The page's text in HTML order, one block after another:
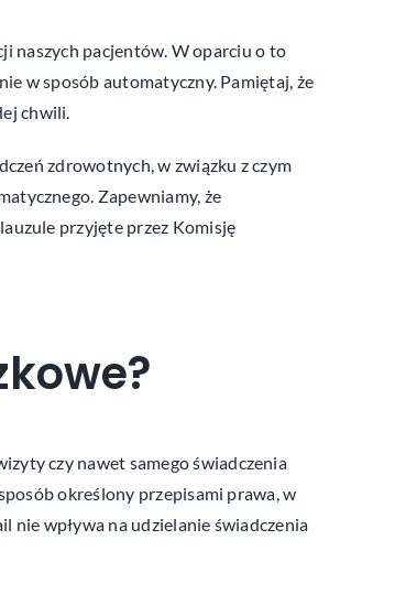
naszych pacjentów. W oparciu o to
w sposób automatyczny. Pamiętaj, że
chwili.
zdrowotnych, w związku z czym
Zapewniamy, że
przyjęte przez Komisję
czy nawet samego świadczenia
określony przepisami prawa, w
nie wpływa na udzielanie świadczenia